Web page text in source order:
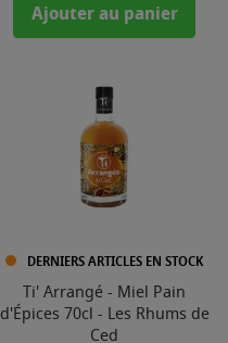
Ajouter au panier
DERNIERS ARTICLES EN STOCK
Ti' Arrangé - Miel Pain
d'Épices 70cl - Les Rhums de
Ced